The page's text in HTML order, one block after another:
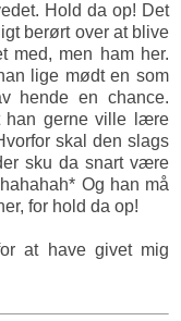
Hold da op! Det
berørt over at blive
med, men ham her.
lige mødt en som
hende en chance.
han gerne ville lære
skal den slags
sku da snart være
Og han må
for hold da op!
at have givet mig